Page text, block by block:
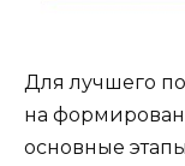
Для лучшего
на
основные